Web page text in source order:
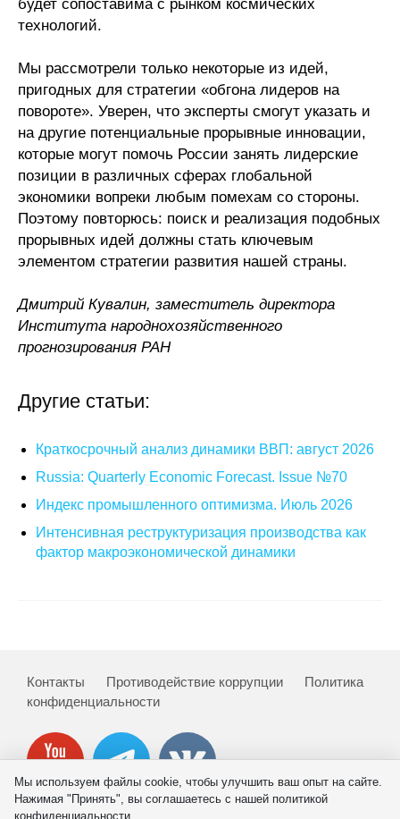
будет сопоставима с рынком космических
технологий.
Мы рассмотрели только некоторые из идей,
пригодных для стратегии «обгона лидеров на
повороте». Уверен, что эксперты смогут указать и
на другие потенциальные прорывные инновации,
которые могут помочь России занять лидерские
позиции в различных сферах глобальной
экономики вопреки любым помехам со стороны.
Поэтому повторюсь: поиск и реализация подобных
прорывных идей должны стать ключевым
элементом стратегии развития нашей страны.
Дмитрий Кувалин, заместитель директора
Института народнохозяйственного
прогнозирования РАН
Другие статьи:
Краткосрочный анализ динамики ВВП: август 2026
Russia: Quarterly Economic Forecast. Issue №70
Индекс промышленного оптимизма. Июль 2026
Интенсивная реструктуризация производства как
фактор макроэкономической динамики
Контакты Противодействие коррупции
Политика
конфиденциальности
Мы используем файлы cookie, чтобы улучшить ваш опыт на сайте.
Нажимая "Принять", вы соглашаетесь с нашей политикой
конфиденциальности.